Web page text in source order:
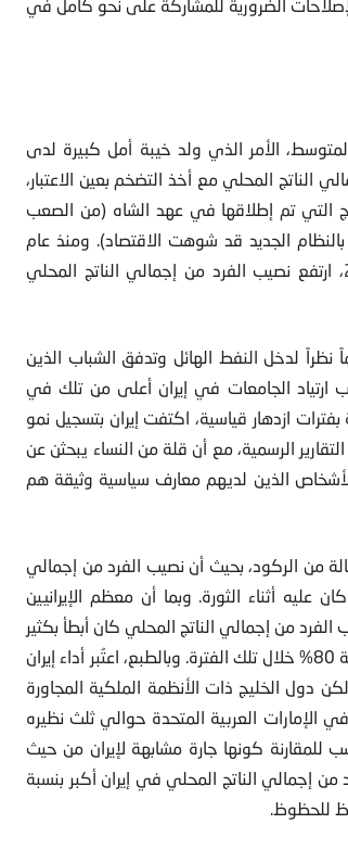
الضرورية للمشاركة على نحو كامل في
الأمر الذي ولد خيبة أمل كبيرة لدى
تراجع نصيب الفرد من إجمالي الناتج المحلي مع أخذ التضخم بعين الاعتبار،
التي تم إطلاقها في عهد الشاه (من الصعب
الجديد قد شوهت الاقتصاد). ومنذ عام
1990، مع انتهاء “حرب الخليج” وتعافي أسواق النفط، حتى عام 2010، ارتفع نصيب الفرد من إجمالي الناتج المحلي
لدخل النفط الهائل وتدفق الشباب الذين
ارتياد الجامعات في إيران أعلى من تلك في
ازدهار قياسية، اكتفت إيران بتسجيل نمو
المحلي. وارتفعت نسبة البطالة إلى 11.7% بحسب التقارير الرسمية، مع أن قلة من النساء يبحثن عن
الذين لديهم معارف سياسية وثيقة هم
من الركود، بحيث أن نصيب الفرد من إجمالي
عام 2015 كان أعلى بنسبة لا تتعدى 50% مما كان عليه أثناء الثورة. وبما أن معظم الإيرانيين
من إجمالي الناتج المحلي كان أبطأ بكثير
بين الأعوام 1980 و2015 من الارتفاع الذي سجلته الولايات المتحدة بنسبة 80% خلال تلك الفترة. وبالطبع، اعتُبر أداء إيران
دول الخليج ذات الأنظمة الملكية المجاورة
الإمارات العربية المتحدة حوالي ثلث نظيره
الأنسب للمقارنة كونها جارة مشابهة لإيران من حيث
ففي عام 1978، كان نصيب الفرد من إجمالي الناتج المحلي في إيران أكبر بنسبة